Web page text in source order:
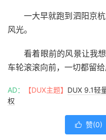
一大早就跑到泗阳京
风光。
看着眼前的风景让我
车轮滚滚向前，一切都留给
AD： 【DUX主题】 DUX 9.1轻
权
 赞(0)